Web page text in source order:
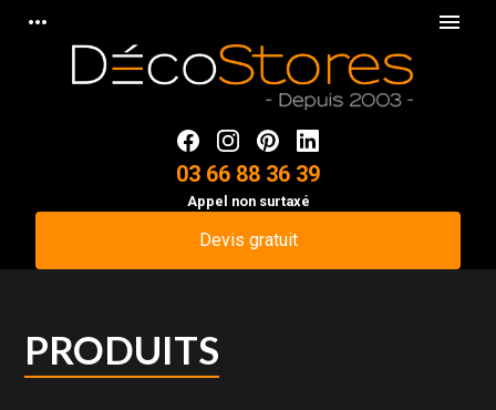
more_horiz menu
03 66 88 36 39
Appel non surtaxé
Devis gratuit
PRODUITS